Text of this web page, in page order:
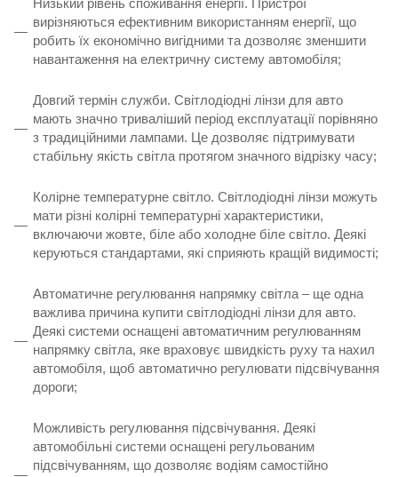
вирізняються ефективним використанням енергії, що
робить їх економічно вигідними та дозволяє зменшити
навантаження на електричну систему автомобіля;
Довгий термін служби. Світлодіодні лінзи для авто
мають значно триваліший період експлуатації порівняно
з традиційними лампами. Це дозволяє підтримувати
стабільну якість світла протягом значного відрізку часу;
Колірне температурне світло. Світлодіодні лінзи можуть
мати різні колірні температурні характеристики,
включаючи жовте, біле або холодне біле світло. Деякі
керуються стандартами, які сприяють кращій видимості;
Автоматичне регулювання напрямку світла – ще одна
важлива причина купити світлодіодні лінзи для авто.
Деякі системи оснащені автоматичним регулюванням
напрямку світла, яке враховує швидкість руху та нахил
автомобіля, щоб автоматично регулювати підсвічування
дороги;
Можливість регулювання підсвічування. Деякі
автомобільні системи оснащені регульованим
підсвічуванням, що дозволяє водіям самостійно